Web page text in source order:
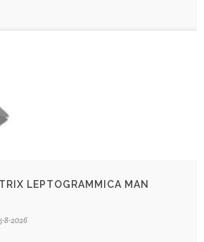
LEPTOGRAMMICA MAN
8-2026